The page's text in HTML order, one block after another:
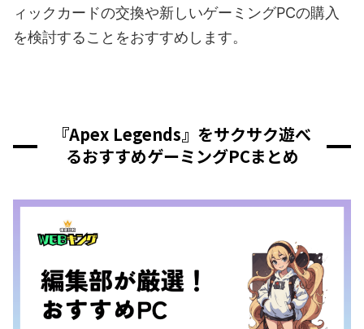
ィックカードの交換や新しいゲーミングPCの購入
を検討することをおすすめします。
『Apex Legends』をサクサク遊べ
るおすすめゲーミングPCまとめ